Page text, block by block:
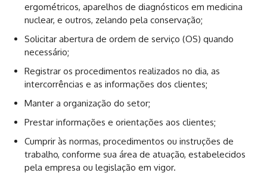
ergométricos, aparelhos de diagnósticos em medicina
nuclear, e outros, zelando pela conservação;
Solicitar abertura de ordem de serviço (OS) quando
necessário;
Registrar os procedimentos realizados no dia, as
intercorrências e as informações dos clientes;
Manter a organização do setor;
Prestar informações e orientações aos clientes;
Cumprir às normas, procedimentos ou instruções de
trabalho, conforme sua área de atuação, estabelecidos
pela empresa ou legislação em vigor.